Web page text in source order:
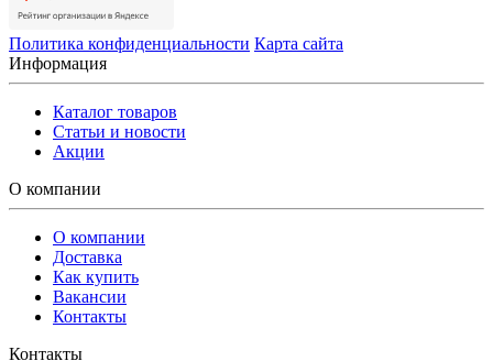
Политика конфиденциальности Карта сайта
Информация
Каталог товаров
Статьи и новости
Акции
О компании
О компании
Доставка
Как купить
Вакансии
Контакты
Контакты